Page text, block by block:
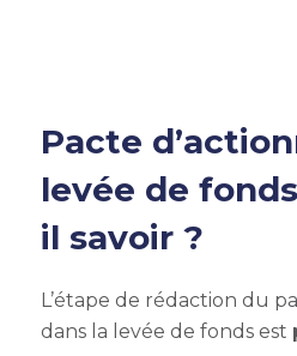
Pacte
levée de
il savoir ?
L’étape de rédaction du
dans la levée de fonds est